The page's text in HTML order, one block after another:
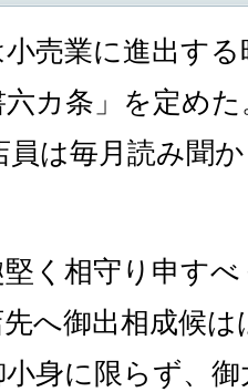
売業に進出する
カ条」を定め
員は毎月読み聞
く相守り申すべ
へ御出相成候は
身に限らず、